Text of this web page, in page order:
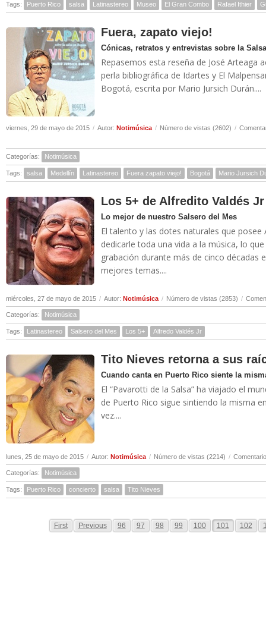
Tags: Puerto Rico salsa Latinastereo Museo El Gran Combo Rafael Ithier
Fuera, zapato viejo!
Cónicas, retratos y entrevistas sobre la
Repasemos esta reseña de José Arteaga
perla bibliográfica de Idartes y El
Bogotá, escrita por Mario Jursich Durán....
viernes, 29 de mayo de 2015 / Autor: Notimúsica / Número de vistas (2602) /
Categorías: Notimúsica
Tags: salsa Medellín Latinastereo Fuera zapato viejo! Bogotá Mario Jursich
Los 5+ de Alfredito Valdés Jr
Lo mejor de nuestro Salsero del Mes
El talento y las dotes naturales que
dedicarle toda una vida a la música, lo
grabación durante más de cinco décadas
mejores temas....
miércoles, 27 de mayo de 2015 / Autor: Notimúsica / Número de vistas (2853) /
Categorías: Notimúsica
Tags: Latinastereo Salsero del Mes Los 5+ Alfredo Valdés Jr
Tito Nieves retorna a sus
Cuando canta en Puerto Rico siente la
El “Pavarotti de la Salsa” ha viajado el
de Puerto Rico sigue sintiendo la misma
vez....
lunes, 25 de mayo de 2015 / Autor: Notimúsica / Número de vistas (2214) /
Categorías: Notimúsica
Tags: Puerto Rico concierto salsa Tito Nieves
First Previous 96 97 98 99 100 101 102